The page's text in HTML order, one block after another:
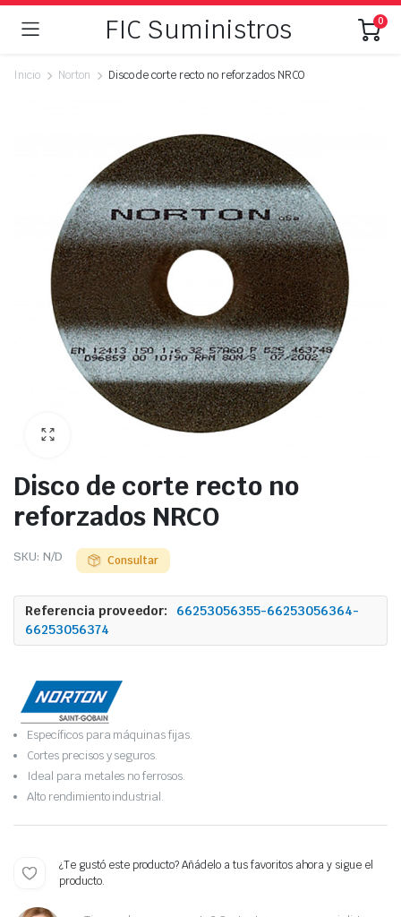
FIC Suministros 0
Inicio Norton Disco de corte recto no reforzados NRCO
Disco de corte recto no
reforzados NRCO
SKU: N/D Consultar
Referencia proveedor:
66253056355-66253056364-
66253056374
Específicos para máquinas fijas.
Cortes precisos y seguros.
Ideal para metales no ferrosos.
Alto rendimiento industrial.
¿Te gustó este producto? Añádelo a tus favoritos ahora y sigue el
producto.